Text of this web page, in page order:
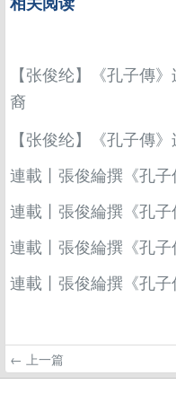
相关阅读
【张俊纶】《孔子傳
裔
【张俊纶】《孔子傳
連載丨張俊綸撰《孔
連載丨張俊綸撰《孔
連載丨張俊綸撰《孔
連載丨張俊綸撰《孔
← 上一篇